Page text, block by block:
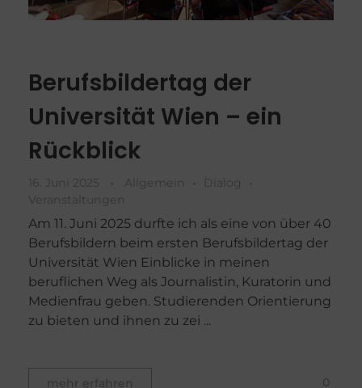
Berufsbildertag der
Universität Wien – ein
Rückblick
16. Juni 2025 Allgemein
Dialog
Veranstaltungen
Am 11. Juni 2025 durfte ich als eine von über 40
Berufsbildern beim ersten Berufsbildertag der
Universität Wien Einblicke in meinen
beruflichen Weg als Journalistin, Kuratorin und
Medienfrau geben. Studierenden Orientierung
zu bieten und ihnen zu zei ...
mehr erfahren 0